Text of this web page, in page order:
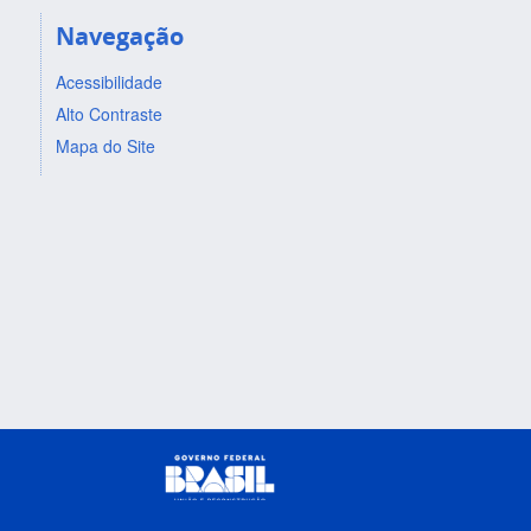
Navegação
Acessibilidade
Alto Contraste
Mapa do Site